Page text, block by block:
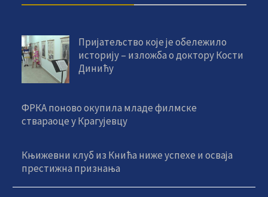
Пријатељство које је обележило
историју – изложба о доктору Кости
Динићу
ФРКА поново окупила младе филмске
ствараоце у Крагујевцу
Књижевни клуб из Кнића ниже успехе и осваја
престижна признања